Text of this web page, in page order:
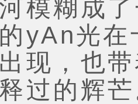
模糊成
yAn光
现，也
过的辉